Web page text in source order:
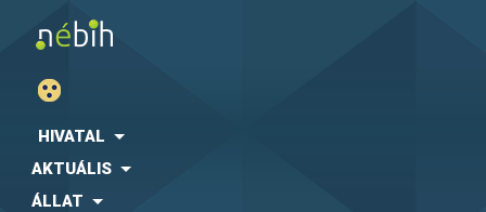
HIVATAL
AKTUÁLIS
ÁLLAT